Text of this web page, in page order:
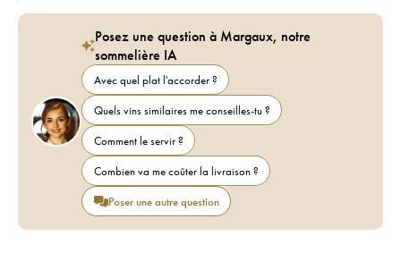
Posez une question à Margaux, notre
sommelière IA
Avec quel plat l'accorder ?
Quels vins similaires me conseilles-tu ?
Comment le servir ?
Combien va me coûter la livraison ?
Poser une autre question